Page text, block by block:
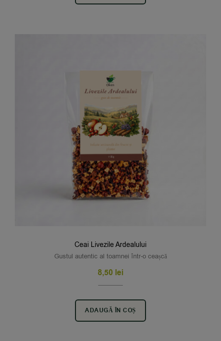
Ceai Livezile Ardealului
Gustul autentic al toamnei într-o ceașcă
8,50 lei
ADAUGĂ ÎN COȘ